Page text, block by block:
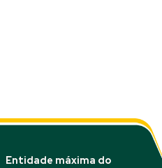
Entidade máxima do